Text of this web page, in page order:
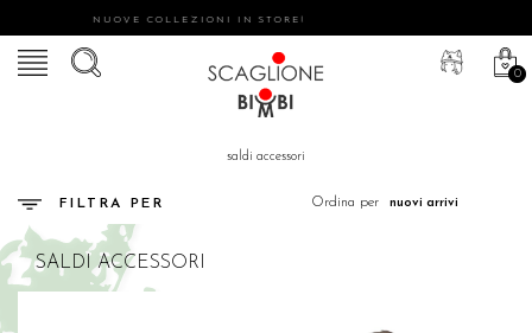
NUOVE COLLEZIONI IN STORE!
0
saldi accessori
FILTRA PER Ordina per
SALDI ACCESSORI